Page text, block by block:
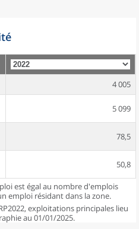
4 005
5 099
78,5
50,8
est égal au nombre d'emplois
emploi résidant dans la zone.
exploitations principales lieu
au 01/01/2025.